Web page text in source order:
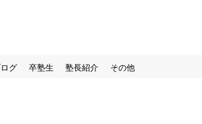
グ 卒塾生 塾長紹介 その他